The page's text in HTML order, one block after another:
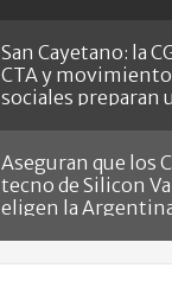
San Cayetano: la
CTA y
sociales preparan
Aseguran que los
tecno de Silicon
eligen la